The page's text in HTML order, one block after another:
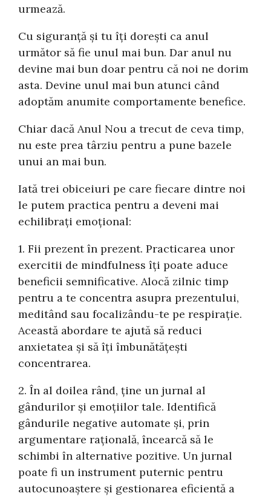
urmează.
Cu siguranță și tu îți dorești ca anul
următor să fie unul mai bun. Dar anul nu
devine mai bun doar pentru că noi ne dorim
asta. Devine unul mai bun atunci când
adoptăm anumite comportamente benefice.
Chiar dacă Anul Nou a trecut de ceva timp,
nu este prea târziu pentru a pune bazele
unui an mai bun.
Iată trei obiceiuri pe care fiecare dintre noi
le putem practica pentru a deveni mai
echilibrați emoțional:
1. Fii prezent în prezent. Practicarea unor
exercitii de mindfulness îți poate aduce
beneficii semnificative. Alocă zilnic timp
pentru a te concentra asupra prezentului,
meditând sau focalizându-te pe respirație.
Această abordare te ajută să reduci
anxietatea și să îți îmbunătățești
concentrarea.
2. În al doilea rând, ține un jurnal al
gândurilor și emoțiilor tale. Identifică
gândurile negative automate și, prin
argumentare rațională, încearcă să le
schimbi în alternative pozitive. Un jurnal
poate fi un instrument puternic pentru
autocunoaștere și gestionarea eficientă a